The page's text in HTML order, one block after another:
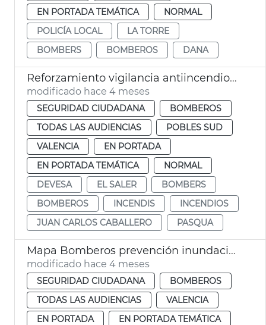
EN PORTADA TEMÁTICA
NORMAL
POLICÍA LOCAL
LA TORRE
BOMBERS
BOMBEROS DANA
Reforzamiento vigilancia antiincendios Devesa València
modificado hace 4 meses
SEGURIDAD CIUDADANA
BOMBEROS
TODAS LAS AUDIENCIAS
POBLES SUD
VALENCIA
EN PORTADA
EN PORTADA TEMÁTICA
NORMAL
DEVESA
EL SALER
BOMBERS
BOMBEROS
INCENDIS
INCENDIOS
JUAN CARLOS CABALLERO
PASQUA
Mapa Bomberos prevención inundaciones fluviales
modificado hace 4 meses
SEGURIDAD CIUDADANA
BOMBEROS
TODAS LAS AUDIENCIAS
VALENCIA
EN PORTADA
EN PORTADA TEMÁTICA